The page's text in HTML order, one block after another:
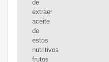
de
extraer
aceite
de
estos
nutritivos
frutos